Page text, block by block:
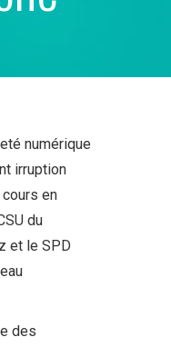
numérique
irruption
en
du
et le SPD
des